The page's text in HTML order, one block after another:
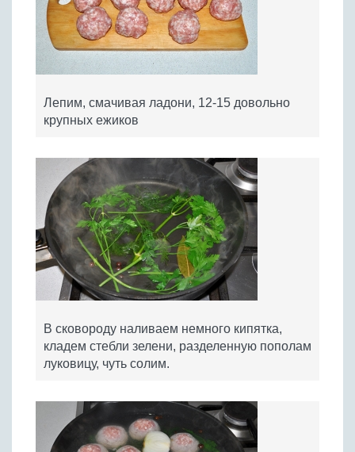
Лепим, смачивая ладони, 12-15 довольно
крупных ежиков
В сковороду наливаем немного кипятка,
кладем стебли зелени, разделенную пополам
луковицу, чуть солим.